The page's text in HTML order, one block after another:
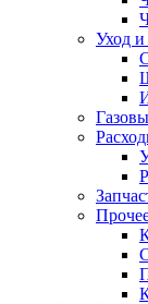
Уход и